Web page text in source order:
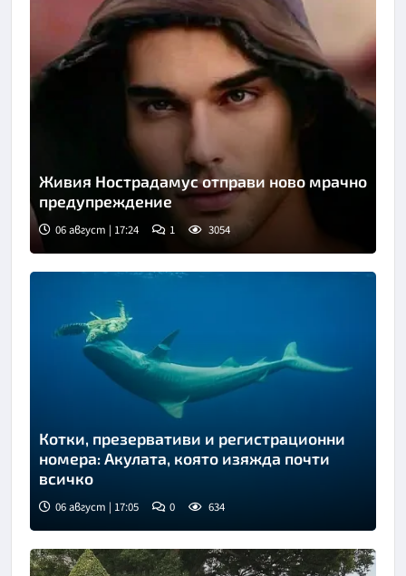
Живия Нострадамус отправи ново мрачно
предупреждение
06 август | 17:24 1 3054
Котки, презервативи и регистрационни
номера: Акулата, която изяжда почти
всичко
06 август | 17:05 0 634